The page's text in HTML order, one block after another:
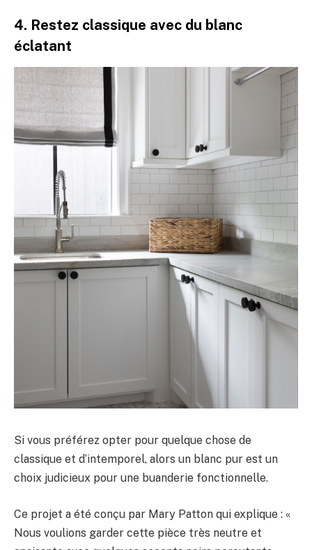
4. Restez classique avec du blanc
éclatant
Si vous préférez opter pour quelque chose de
classique et d’intemporel, alors un blanc pur est un
choix judicieux pour une buanderie fonctionnelle.
Ce projet a été conçu par Mary Patton qui explique : «
Nous voulions garder cette pièce très neutre et